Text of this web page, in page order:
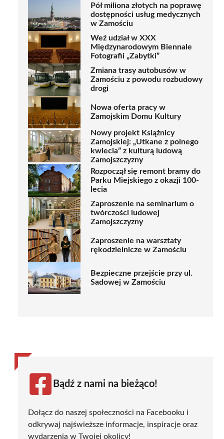
Pół miliona złotych na poprawę
dostępności usług medycznych
w Zamościu
Weź udział w XXX
Międzynarodowym Biennale
Fotografii „Zabytki”
Zmiana trasy autobusów w
Zamościu z powodu rozbudowy
drogi
Nowa oferta pracy w
Zamojskim Domu Kultury
Nowy projekt Książnicy
Zamojskiej: „Utkane z polnego
kwiecia” z kulturą ludową
Zamojszczyzny
Rozpoczął się remont bramy do
Parku Miejskiego z okazji 100-
lecia
Zaproszenie na seminarium o
twórczości ludowej
Zamojszczyzny
Zaproszenie na warsztaty
rękodzielnicze w Zamościu
Bezpieczne przejście przy ul.
Sadowej w Zamościu
Bądź z nami na bieżąco!
Dołącz do naszej społeczności na Facebooku i
odkrywaj najświeższe informacje, inspiracje oraz
wydarzenia w Twojej okolicy!